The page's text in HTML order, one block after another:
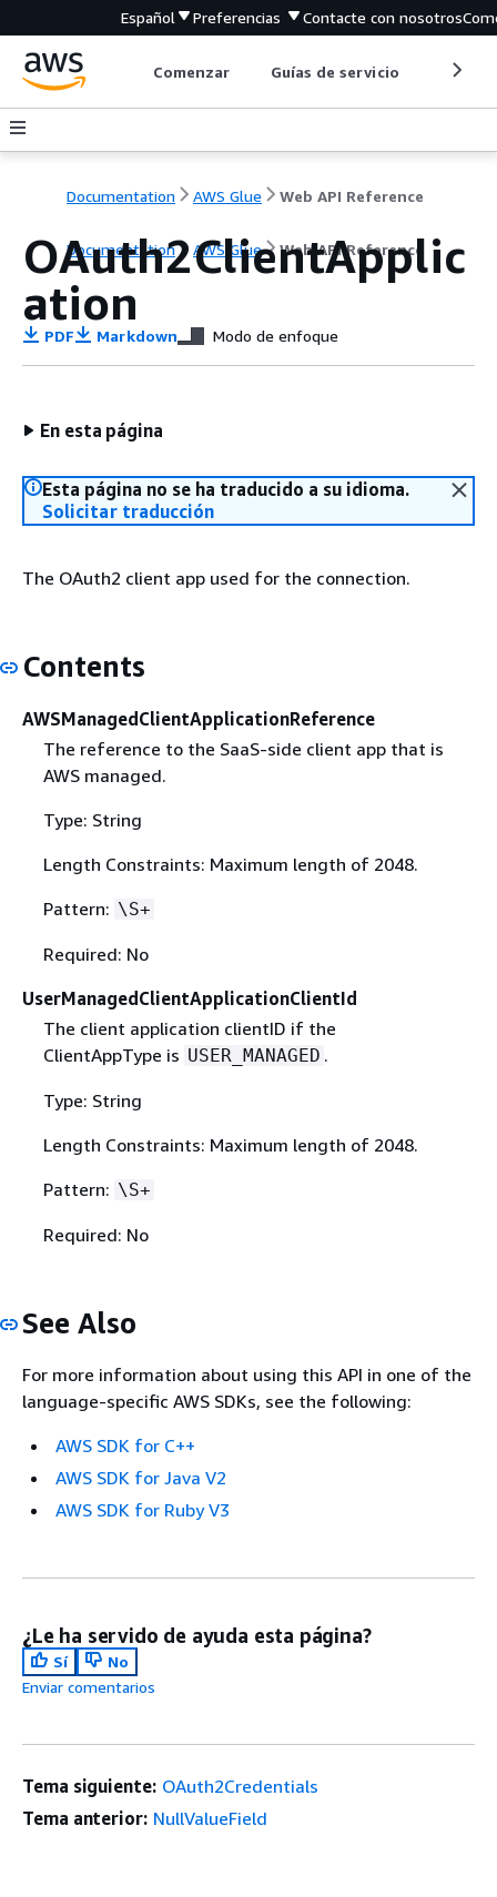
Español Preferencias Contacte con nosotros
Comenzar Guías de servicio
Documentation AWS Glue Web API Reference
Documentation AWS Glue Web API Reference
OAuth2ClientApplic
ation
PDF Markdown Modo de enfoque
En esta página
Esta página no se ha traducido a su idioma.
Solicitar traducción
The OAuth2 client app used for the connection.
Contents
AWSManagedClientApplicationReference
The reference to the SaaS-side client app that is
AWS managed.
Type: String
Length Constraints: Maximum length of 2048.
Pattern: \S+
Required: No
UserManagedClientApplicationClientId
The client application clientID if the
ClientAppType is USER_MANAGED .
Type: String
Length Constraints: Maximum length of 2048.
Pattern: \S+
Required: No
See Also
For more information about using this API in one of the
language-specific AWS SDKs, see the following:
AWS SDK for C++
AWS SDK for Java V2
AWS SDK for Ruby V3
¿Le ha servido de ayuda esta página?
Sí
No
Enviar comentarios
Tema siguiente: OAuth2Credentials
Tema anterior: NullValueField